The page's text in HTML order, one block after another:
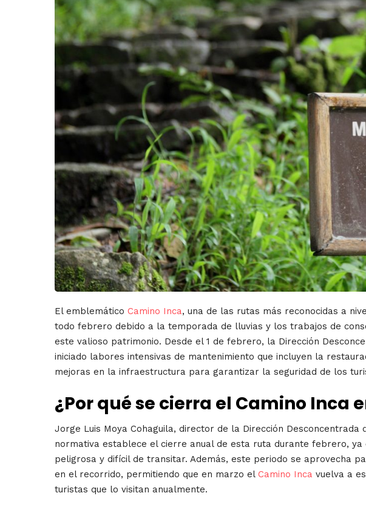
El emblemático Camino Inca, una de las rutas más reconocidas a
todo febrero debido a la temporada de lluvias y los trabajos de
este valioso patrimonio. Desde el 1 de febrero, la Dirección
iniciado labores intensivas de mantenimiento que incluyen la
mejoras en la infraestructura para garantizar la seguridad de los
¿Por qué se cierra el Camino Inca
Jorge Luis Moya Cohaguila, director de la Dirección Desconcentrada
normativa establece el cierre anual de esta ruta durante febrero, ya
peligrosa y difícil de transitar. Además, este periodo se aprovecha
en el recorrido, permitiendo que en marzo el Camino Inca vuelva a
turistas que lo visitan anualmente.